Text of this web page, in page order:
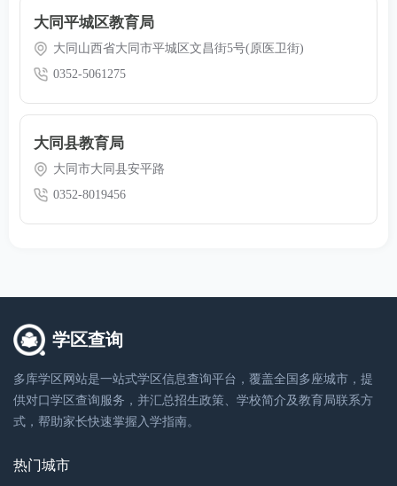
大同平城区教育局
大同山西省大同市平城区文昌街5号(原医卫街)
0352-5061275
大同县教育局
大同市大同县安平路
0352-8019456
学区查询
多库学区网站是一站式学区信息查询平台，覆盖全国多座城市，提
供对口学区查询服务，并汇总招生政策、学校简介及教育局联系方
式，帮助家长快速掌握入学指南。
热门城市